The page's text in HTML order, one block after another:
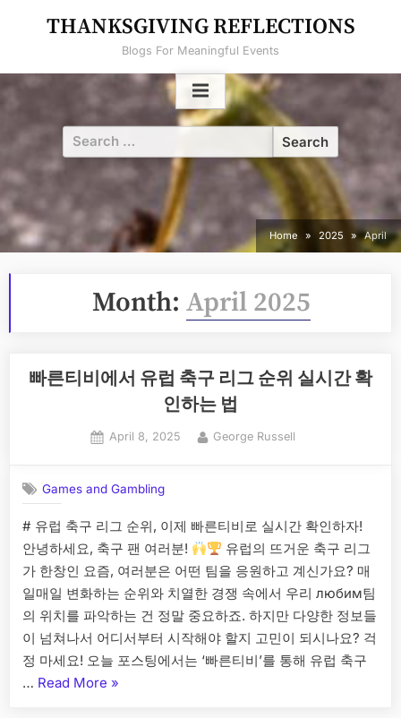
THANKSGIVING REFLECTIONS
Blogs For Meaningful Events
Search
for:
Home 2025 April
Month: April 2025
빠른티비에서 유럽 축구 리그 순위 실시간 확
인하는 법
Posted
April 8, 2025 By
George Russell
Games and Gambling
# 유럽 축구 리그 순위, 이제 빠른티비로 실시간 확인하자!
안녕하세요, 축구 팬 여러분!
유럽의 뜨거운 축구 리그
가 한창인 요즘, 여러분은 어떤 팀을 응원하고 계신가요? 매
일매일 변화하는 순위와 치열한 경쟁 속에서 우리 любим팀
의 위치를 파악하는 건 정말 중요하죠. 하지만 다양한 정보들
이 넘쳐나서 어디서부터 시작해야 할지 고민이 되시나요? 걱
정 마세요! 오늘 포스팅에서는 ‘빠른티비’를 통해 유럽 축구
… Read More “빠
»